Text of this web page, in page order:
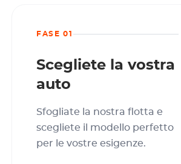
FASE 01
Scegliete la vostra
auto
Sfogliate la nostra flotta e
scegliete il modello perfetto
per le vostre esigenze.